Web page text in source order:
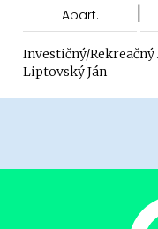
Apart. |
Investičný/
Liptovský Ján